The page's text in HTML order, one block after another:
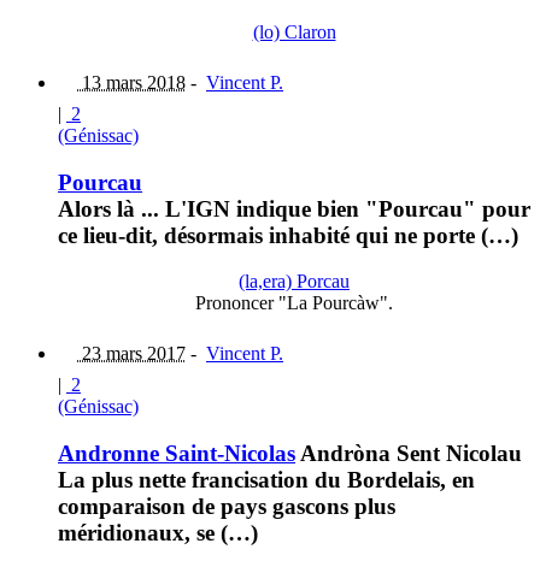
(lo) Claron
13 mars 2018 - Vincent P.
| 2
(Génissac)
Pourcau
Alors là ... L'IGN indique bien "Pourcau" pour
ce lieu-dit, désormais inhabité qui ne porte (…)
(la,era) Porcau
Prononcer "La Pourcàw".
23 mars 2017 - Vincent P.
| 2
(Génissac)
Andronne Saint-Nicolas Andròna Sent Nicolau
La plus nette francisation du Bordelais, en
comparaison de pays gascons plus
méridionaux, se (…)